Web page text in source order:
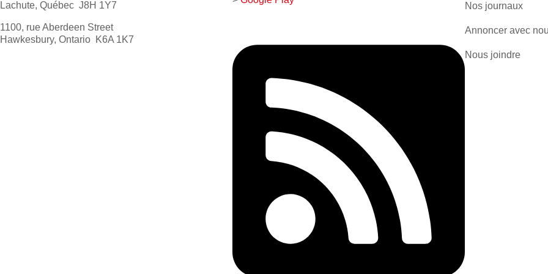
Lachute, Québec J8H 1Y7
1100, rue Aberdeen Street
Hawkesbury, Ontario K6A 1K7
Nos journaux
Annoncer avec
Nous joindre